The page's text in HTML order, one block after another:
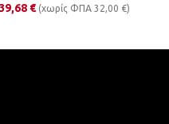
39,68 € (χωρίς ΦΠΑ 32,00 €)